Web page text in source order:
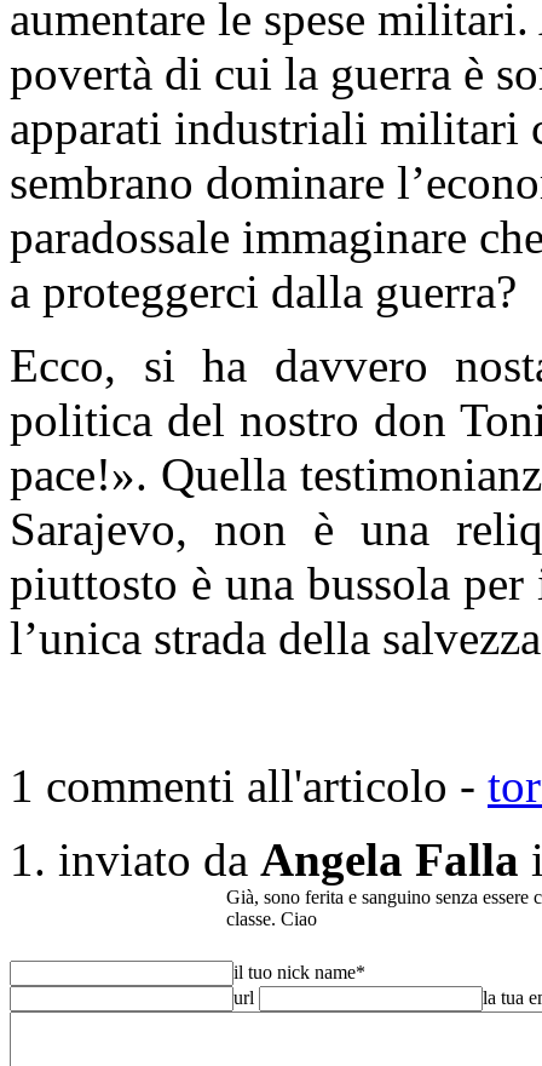
aumentare le spese
povertà di cui la guerra è
apparati industriali militari
sembrano dominare
paradossale immaginare
a proteggerci dalla guerra?
Ecco, si ha davvero
politica del nostro don
pace!». Quella
Sarajevo, non è una
piuttosto è una bussola
l’unica strada della
1 commenti all'articolo -
inviato da Angela Falla
Già, sono ferita e sanguino senza
classe. Ciao
il tuo nick name*
url
la tua